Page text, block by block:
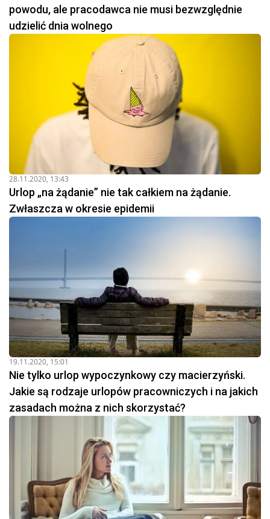
powodu, ale pracodawca nie musi bezwzględnie
udzielić dnia wolnego
28.11.2020, 13:43
Urlop „na żądanie” nie tak całkiem na żądanie.
Zwłaszcza w okresie epidemii
19.11.2020, 15:01
Nie tylko urlop wypoczynkowy czy macierzyński.
Jakie są rodzaje urlopów pracowniczych i na jakich
zasadach można z nich skorzystać?